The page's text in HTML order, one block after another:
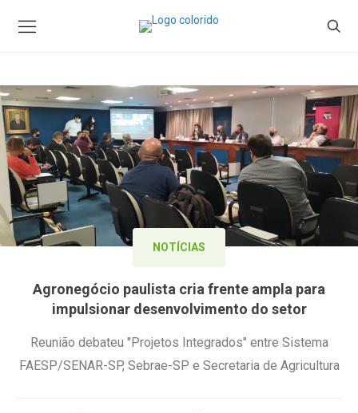
NOTÍCIAS
Agronegócio paulista cria frente ampla para
impulsionar desenvolvimento do setor
Reunião debateu "Projetos Integrados" entre Sistema
FAESP/SENAR-SP, Sebrae-SP e Secretaria de Agricultura